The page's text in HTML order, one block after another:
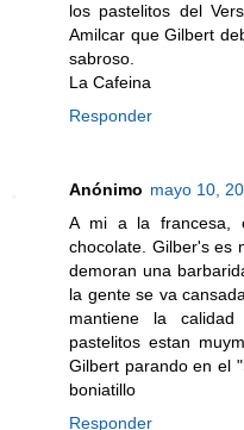
los pastelitos del
Amilcar que Gilbert
sabroso.
La Cafeina
Responder
Anónimo mayo 10,
A mi a la francesa,
chocolate. Gilber's es
demoran una
la gente se va
mantiene la
pastelitos estan
Gilbert parando en el
boniatillo
Responder